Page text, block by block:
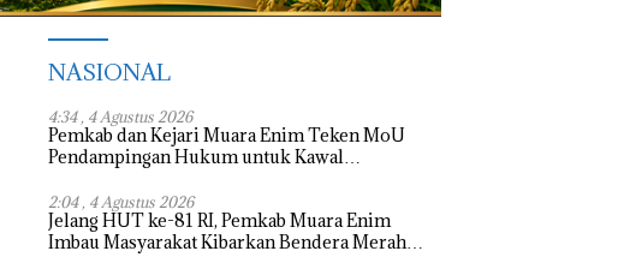
NASIONAL
4:34 , 4 Agustus 2026
Pemkab dan Kejari Muara Enim Teken MoU
Pendampingan Hukum untuk Kawal
2:04 , 4 Agustus 2026
Jelang HUT ke-81 RI, Pemkab Muara Enim
Imbau Masyarakat Kibarkan Bendera Merah